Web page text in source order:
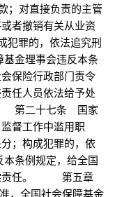
；对直接负责的主管
者撤销有关从业资
犯罪的，依法追究刑
金理事会违反本条
保险行政部门责令
任人员依法给予处
第二十七条 国家
督工作中滥用职
；构成犯罪的，依
条例规定，给全国
偿责任。 第五章
国社会保障基金